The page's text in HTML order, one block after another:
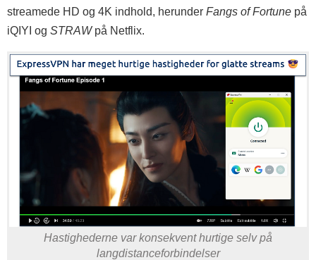
streamede HD og 4K indhold, herunder Fangs of Fortune på
iQIYI og STRAWpå Netflix.
Hastighederne var konsekvent hurtige selv på
langdistanceforbindelser